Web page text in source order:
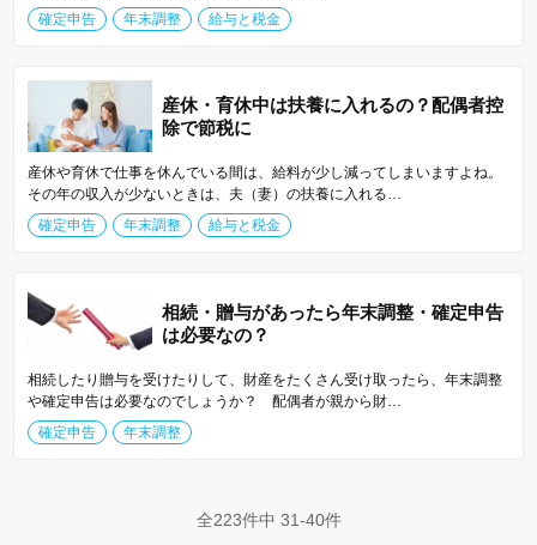
確定申告
年末調整 給与と税金
産休・育休中は扶養に入れるの？配偶者控
除で節税に
産休や育休で仕事を休んでいる間は、給料が少し減ってしまいますよね。
その年の収入が少ないときは、夫（妻）の扶養に入れる…
確定申告
年末調整 給与と税金
相続・贈与があったら年末調整・確定申告
は必要なの？
相続したり贈与を受けたりして、財産をたくさん受け取ったら、年末調整
や確定申告は必要なのでしょうか？ 配偶者が親から財…
確定申告
年末調整
全223件中 31-40件